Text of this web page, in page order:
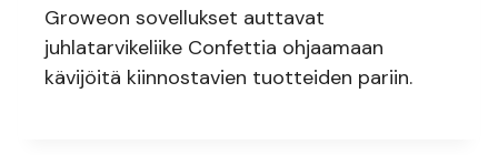
Groweon sovellukset auttavat
juhlatarvikeliike Confettia ohjaamaan
kävijöitä kiinnostavien tuotteiden pariin.